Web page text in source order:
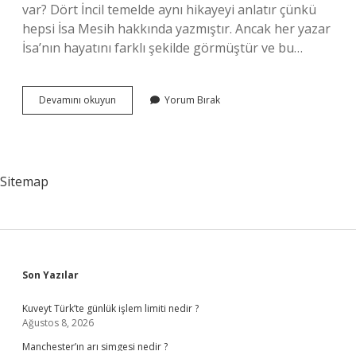
var? Dört İncil temelde aynı hikayeyi anlatır çünkü
hepsi İsa Mesih hakkında yazmıştır. Ancak her yazar
İsa’nın hayatını farklı şekilde görmüştür ve bu…
Devamını okuyun Hristiyanlar
Hangi
Yorum Bırak
Sitemap
Sidebar
Son Yazılar
Kuveyt Türk’te günlük işlem limiti nedir ?
Ağustos 8, 2026
Manchester’ın arı simgesi nedir ?